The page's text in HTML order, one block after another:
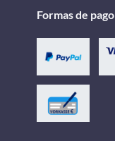
Formas de pago